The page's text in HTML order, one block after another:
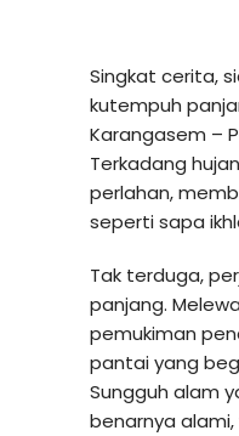
Singkat cerita,
kutempuh
Karangasem –
Terkadang
perlahan,
seperti sapa
Tak terduga,
panjang.
pemukiman
pantai yang
Sungguh alam
benarnya